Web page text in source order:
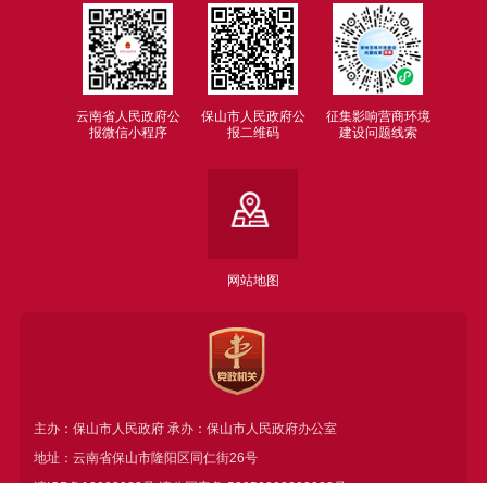
云南省人民政府公
报微信小程序
保山市人民政府公
报二维码
征集影响营商环境
建设问题线索
网站地图
主办：保山市人民政府 承办：保山市人民政府办公室
地址：云南省保山市隆阳区同仁街26号